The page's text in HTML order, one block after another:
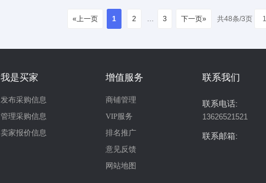
«上一页 1 2 … 3 下一页» 共48条/3页
我是买家
发布采购信息
管理采购信息
卖家报价信息
增值服务
商铺管理
VIP服务
排名推广
意见反馈
网站地图
联系我们
联系电话:
13626521521
联系邮箱: